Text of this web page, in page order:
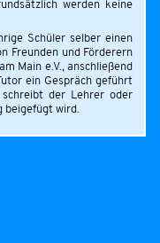
werden keine
Schüler selber einen
Freunden und Förderern
Main e.V., anschließend
ein Gespräch geführt
schreibt der Lehrer oder
beigefügt wird.